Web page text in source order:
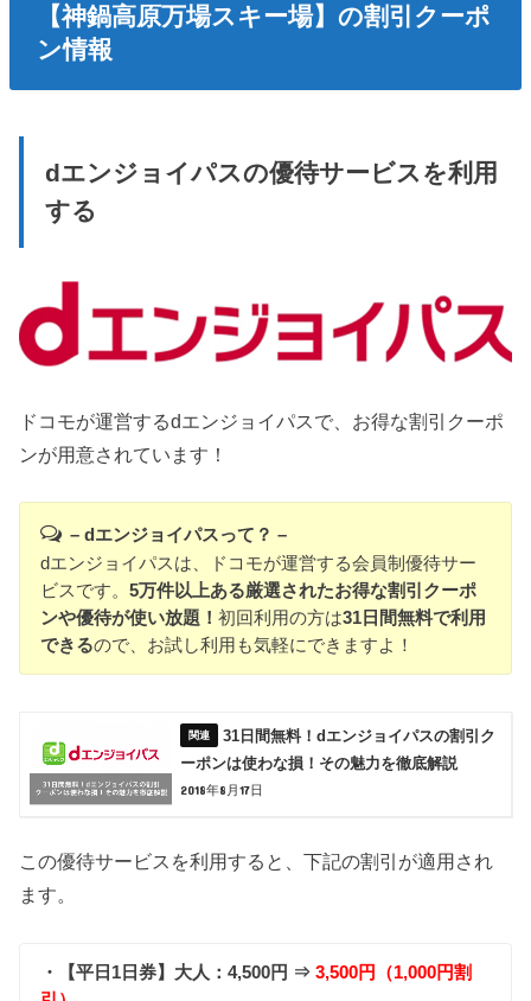
【神鍋高原万場スキー場】の割引クーポ
ン情報
dエンジョイパスの優待サービスを利用
する
ドコモが運営するdエンジョイパスで、お得な割引クーポ
ンが用意されています！
– dエンジョイパスって？ –
dエンジョイパスは、ドコモが運営する会員制優待サー
ビスです。5万件以上ある厳選されたお得な割引クーポ
ンや優待が使い放題！初回利用の方は31日間無料で利用
できるので、お試し利用も気軽にできますよ！
31日間無料！dエンジョイパスの割引ク
ーポンは使わな損！その魅力を徹底解説
2018年8月17日
この優待サービスを利用すると、下記の割引が適用され
ます。
・【平日1日券】大人：4,500円 ⇒3,500円（1,000円割